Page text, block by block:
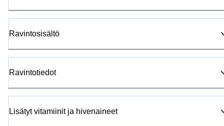
Ravintosisältö
Ravintotiedot
Lisätyt vitamiinit ja hivenaineet